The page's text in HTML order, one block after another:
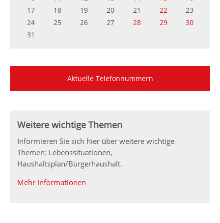
17
18 19 20 21 22
23
24
25 26 27 28 29
30
31
Aktuelle Telefonnummern
Weitere wichtige Themen
Informieren Sie sich hier über weitere wichtige
Themen: Lebenssituationen,
Haushaltsplan/Bürgerhaushalt.
Mehr Informationen